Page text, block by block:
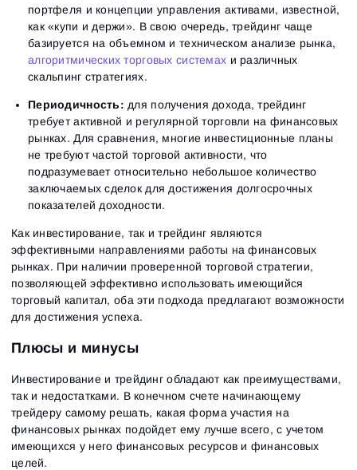
портфеля и концепции управления активами, известной,
как «купи и держи». В свою очередь, трейдинг чаще
базируется на объемном и техническом анализе рынка,
алгоритмических торговых системах и различных
скальпинг стратегиях.
Периодичность: для получения дохода, трейдинг
требует активной и регулярной торговли на финансовых
рынках. Для сравнения, многие инвестиционные планы
не требуют частой торговой активности, что
подразумевает относительно небольшое количество
заключаемых сделок для достижения долгосрочных
показателей доходности.
Как инвестирование, так и трейдинг являются
эффективными направлениями работы на финансовых
рынках. При наличии проверенной торговой стратегии,
позволяющей эффективно использовать имеющийся
торговый капитал, оба эти подхода предлагают возможности
для достижения успеха.
Плюсы и минусы
Инвестирование и трейдинг обладают как преимуществами,
так и недостатками. В конечном счете начинающему
трейдеру самому решать, какая форма участия на
финансовых рынках подойдет ему лучше всего, с учетом
имеющихся у него финансовых ресурсов и финансовых
целей.